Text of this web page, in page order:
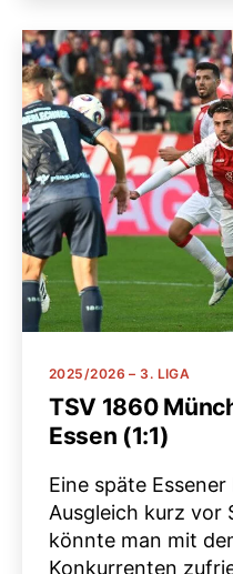
Kategorien
2025/2026 – 3. LIGA
TSV 1860
Essen (1:1)
Eine späte
Ausgleich kurz vor
könnte man mit
Konkurrenten